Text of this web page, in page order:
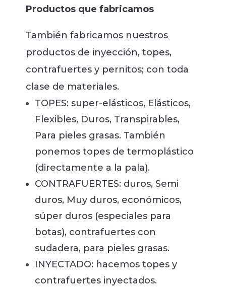
Productos que fabricamos
También fabricamos nuestros
productos de inyección, topes,
contrafuertes y pernitos; con toda
clase de materiales.
TOPES: super-elásticos, Elásticos,
Flexibles, Duros, Transpirables,
Para pieles grasas. También
ponemos topes de termoplástico
(directamente a la pala).
CONTRAFUERTES: duros, Semi
duros, Muy duros, económicos,
súper duros (especiales para
botas), contrafuertes con
sudadera, para pieles grasas.
INYECTADO: hacemos topes y
contrafuertes inyectados.